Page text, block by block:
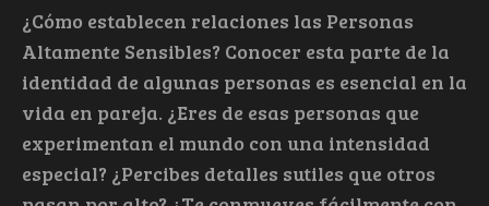
¿Cómo establecen relaciones las Personas
Altamente Sensibles? Conocer esta parte de la
identidad de algunas personas es esencial en la
vida en pareja. ¿Eres de esas personas que
experimentan el mundo con una intensidad
especial? ¿Percibes detalles sutiles que otros